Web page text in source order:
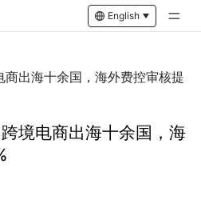
English
出海十余国，海外费控审核提
境电商出海十余国，海